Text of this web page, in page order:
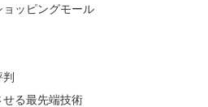
ッピングモール
判
る最先端技術